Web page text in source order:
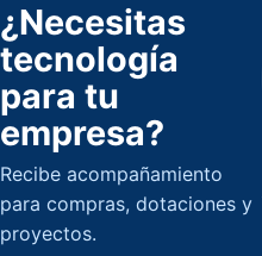
¿Necesitas
tecnología
para tu
empresa?
Recibe acompañamiento
para compras, dotaciones y
proyectos.